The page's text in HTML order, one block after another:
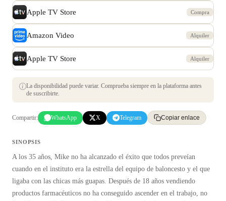
Apple TV Store Compra
Amazon Video Alquiler
Apple TV Store Alquiler
La disponibilidad puede variar. Comprueba siempre en la plataforma antes
de suscribirte.
Compartir: WhatsApp X Telegram Copiar enlace
SINOPSIS
A los 35 años, Mike no ha alcanzado el éxito que todos preveían
cuando en el instituto era la estrella del equipo de baloncesto y el que
ligaba con las chicas más guapas. Después de 18 años vendiendo
productos farmacéuticos no ha conseguido ascender en el trabajo, no